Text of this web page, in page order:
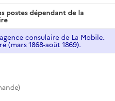
postes dépendant de la
consulaire de La Mobile.
(mars 1868-août 1869).